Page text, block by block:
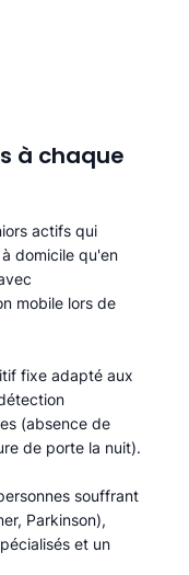
à chaque
actifs qui
domicile qu'en
mobile lors de
fixe adapté aux
(absence de
de porte la nuit).
souffrant
Parkinson),
et un